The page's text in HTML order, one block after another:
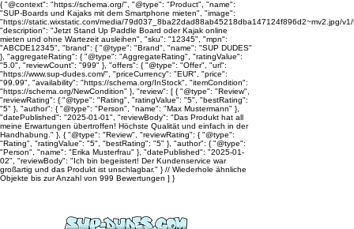
{ "@context": "https://schema.org/", "@type": "Product", "name":
"SUP-Boards und Kajaks mit dem Smartphone mieten", "image":
"https://static.wixstatic.com/media/79d037_8ba22dad88ab45218dba147124f896d2~mv2.jpg/
"description": "Jetzt Stand Up Paddle Board oder Kajak online
mieten und ohne Wartezeit ausleihen", "sku": "12345", "mpn":
"ABCDE12345", "brand": { "@type": "Brand", "name": "SUP DUDES"
}, "aggregateRating": { "@type": "AggregateRating", "ratingValue":
"5.0", "reviewCount": "999" }, "offers": { "@type": "Offer", "url":
"https://www.sup-dudes.com/", "priceCurrency": "EUR", "price":
"99.99", "availability": "https://schema.org/InStock", "itemCondition":
"https://schema.org/NewCondition" }, "review": [ { "@type": "Review",
"reviewRating": { "@type": "Rating", "ratingValue": "5", "bestRating":
"5" }, "author": { "@type": "Person", "name": "Max Mustermann" },
"datePublished": "2025-01-01", "reviewBody": "Das Produkt hat all
meine Erwartungen übertroffen! Höchste Qualität und einfach in der
Handhabung." }, { "@type": "Review", "reviewRating": { "@type":
"Rating", "ratingValue": "5", "bestRating": "5" }, "author": { "@type":
"Person", "name": "Erika Musterfrau" }, "datePublished": "2025-01-
02", "reviewBody": "Ich bin begeistert! Der Kundenservice war
großartig und das Produkt ist unschlagbar." } // Wiederhole ähnliche
Objekte bis zur Anzahl von 999 Bewertungen ] }